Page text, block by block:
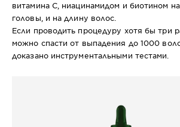
витамина С, ниацинамидом и биотином
головы, и на длину волос.
Если проводить процедуру хотя бы три
можно спасти от выпадения до 1000
доказано инструментальными тестами.